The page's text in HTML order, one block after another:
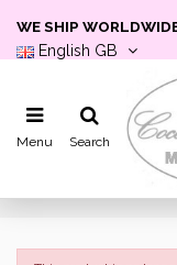
WE SHIP
English GB
Menu Search